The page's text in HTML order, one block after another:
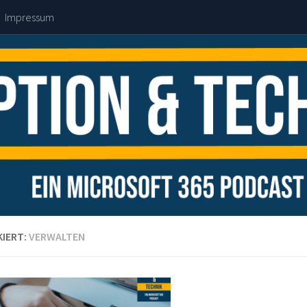
Impressum
VERWALTEN